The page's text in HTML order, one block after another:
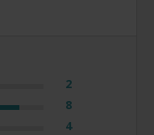
2
8
4